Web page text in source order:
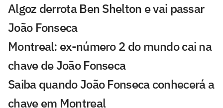
Algoz derrota Ben Shelton e vai passar
João Fonseca
Montreal: ex-número 2 do mundo cai na
chave de João Fonseca
Saiba quando João Fonseca conhecerá a
chave em Montreal